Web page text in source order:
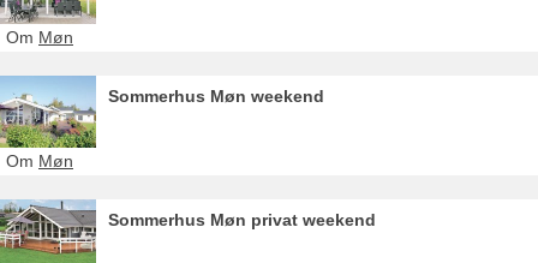
Om Møn
Sommerhus Møn weekend
Om Møn
Sommerhus Møn privat weekend